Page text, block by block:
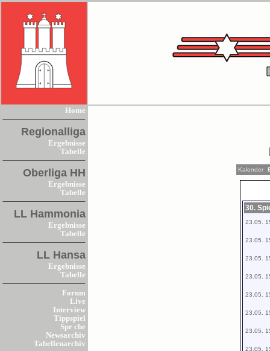
Home
Regionalliga
Ergebnisse
Tabelle
Oberliga HH
Ergebnisse
Tabelle
LL Hammonia
Ergebnisse
Tabelle
LL Hansa
Ergebnisse
Tabelle
Forum
Live
Interview
Tippspiel
Spr che
Newsarchiv
Tabellenarchiv
Kalender
30.
23.05.
23.05.
23.05.
23.05.
23.05.
23.05.
23.05.
23.05.